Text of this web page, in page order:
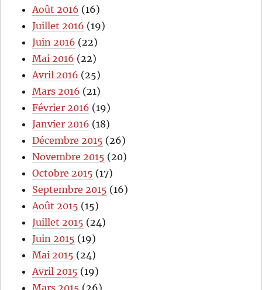
Août 2016 (16)
Juillet 2016 (19)
Juin 2016 (22)
Mai 2016 (22)
Avril 2016 (25)
Mars 2016 (21)
Février 2016 (19)
Janvier 2016 (18)
Décembre 2015 (26)
Novembre 2015 (20)
Octobre 2015 (17)
Septembre 2015 (16)
Août 2015 (15)
Juillet 2015 (24)
Juin 2015 (19)
Mai 2015 (24)
Avril 2015 (19)
Mars 2015 (26)